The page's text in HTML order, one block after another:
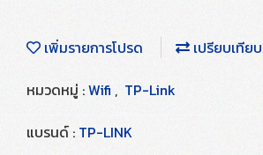
เพิ่มรายการโปรด
เปรียบเทียบ
หมวดหมู่ :Wifi , TP-Link
แบรนด์ : TP-LINK